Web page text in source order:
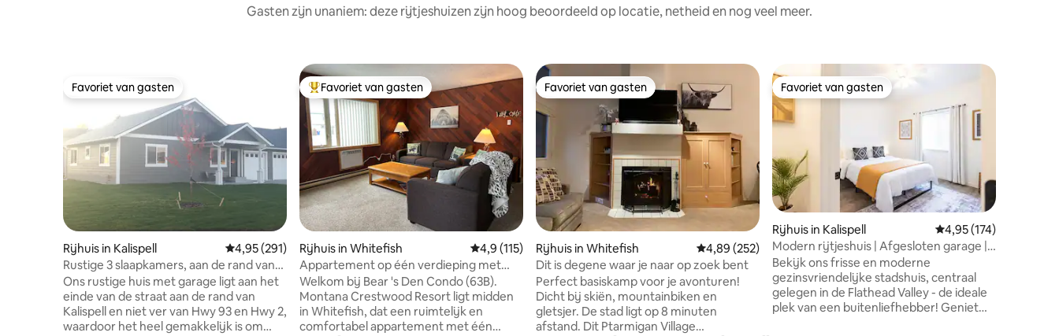
Gasten zijn unaniem: deze rijtjeshuizen zijn hoog beoordeeld op locatie, netheid en nog veel meer.
Favoriet van gasten
Favoriet van gasten
Rijhuis in Kalispell Gemiddelde beoordeling van 4,95 op 5, 291 recensies
4,95 (291)
Rustige 3 slaapkamers, aan de rand van
het historische Kalispell
Ons rustige huis met garage ligt aan het
einde van de straat aan de rand van
Kalispell en niet ver van Hwy 93 en Hwy 2,
waardoor het heel gemakkelijk is om
Topfavoriet van gasten
Favoriet van gasten
Rijhuis in Whitefish Gemiddelde beoordeling van 4,9 op 5, 115 recensies
4,9 (115)
Appartement op één verdieping met
uitzicht op de bergen voor 6 personen
Welkom bij Bear 's Den Condo (63B).
Montana Crestwood Resort ligt midden
in Whitefish, dat een ruimtelijk en
comfortabel appartement met één
Favoriet van gasten
Favoriet van gasten
Rijhuis in Whitefish Gemiddelde beoordeling van 4,89 op 5, 252 recensies
4,89 (252)
Dit is degene waar je naar op zoek bent
Perfect basiskamp voor je avonturen!
Dicht bij skiën, mountainbiken en
gletsjer. De stad ligt op 8 minuten
afstand. Dit Ptarmigan Village
Favoriet van gasten
Favoriet van gasten
Rijhuis in Kalispell Gemiddelde
4,95 (174)
Modern rijtjeshuis | Afgesloten garage |
Wasmachine en droger
Bekijk ons frisse en moderne
gezinsvriendelijke stadshuis, centraal
gelegen in de Flathead Valley - de ideale
plek van een buitenliefhebber! Geniet